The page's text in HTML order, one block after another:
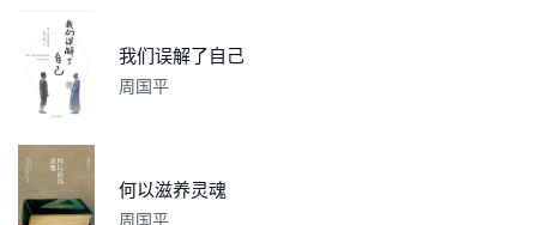
我们误解了自己
周国平
何以滋养灵魂
周国平